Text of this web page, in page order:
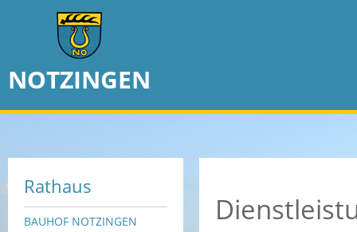
NOTZINGEN
Rathaus
BAUHOF NOTZINGEN